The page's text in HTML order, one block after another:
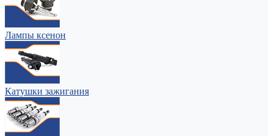
Лампы ксенон
Катушки зажигания